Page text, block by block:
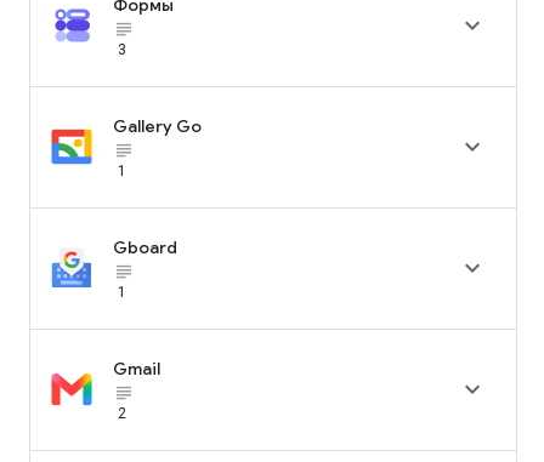
Формы
subject_black
3

Gallery Go
subject_black
1

Gboard
subject_black
1

Gmail
subject_black
2
